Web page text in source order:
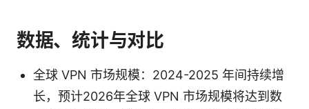
数据、统计与对比
全球 VPN 市场规模：2024-2025 年间持续增
长，预计2026年全球 VPN 市场规模将达到数